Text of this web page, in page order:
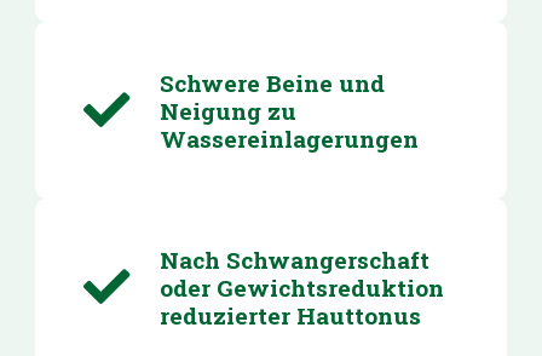
Schwere Beine und
Neigung zu
Wassereinlagerungen
Nach Schwangerschaft
oder Gewichtsreduktion
reduzierter Hauttonus